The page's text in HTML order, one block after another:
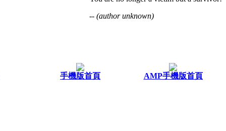
-- (author unknown)
手機版首頁 AMP手機版首頁